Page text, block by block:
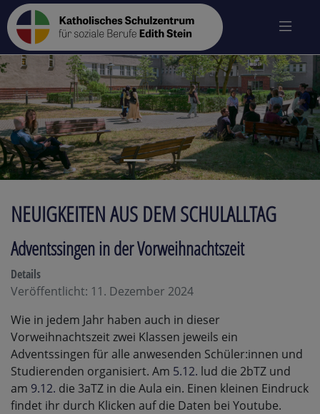
zurück
NEUIGKEITEN AUS DEM SCHULALLTAG
Adventssingen in der Vorweihnachtszeit
Details
Veröffentlicht: 11. Dezember 2024
Wie in jedem Jahr haben auch in dieser
Vorweihnachtszeit zwei Klassen jeweils ein
Adventssingen für alle anwesenden Schüler:innen und
Studierenden organisiert. Am 5.12. lud die 2bTZ und
am 9.12. die 3aTZ in die Aula ein. Einen kleinen Eindruck
findet ihr durch Klicken auf die Daten bei Youtube.